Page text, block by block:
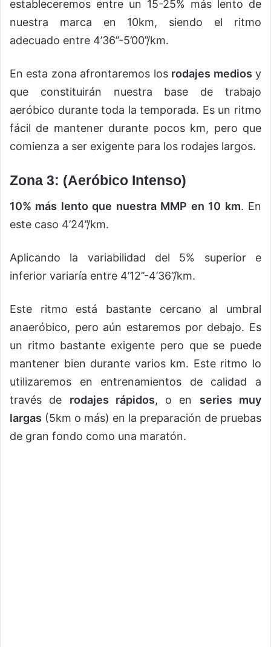
estableceremos entre un 15-25% más lento de
nuestra marca en 10km, siendo el ritmo
adecuado entre 4’36’’-5’00’’/km.
En esta zona afrontaremos los rodajes medios y
que constituirán nuestra base de trabajo
aeróbico durante toda la temporada. Es un ritmo
fácil de mantener durante pocos km, pero que
comienza a ser exigente para los rodajes largos.
Zona 3: (Aeróbico Intenso)
10% más lento que nuestra MMP en 10 km. En
este caso 4’24’’/km.
Aplicando la variabilidad del 5% superior e
inferior variaría entre 4’12’’-4’36’’/km.
Este ritmo está bastante cercano al umbral
anaeróbico, pero aún estaremos por debajo. Es
un ritmo bastante exigente pero que se puede
mantener bien durante varios km. Este ritmo lo
utilizaremos en entrenamientos de calidad a
través de rodajes rápidos, o en series muy
largas (5km o más) en la preparación de pruebas
de gran fondo como una maratón.